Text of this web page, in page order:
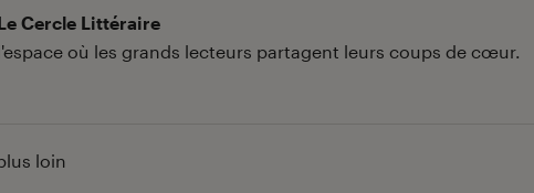
Cercle Littéraire
où les grands lecteurs partagent leurs coups de cœur.
loin